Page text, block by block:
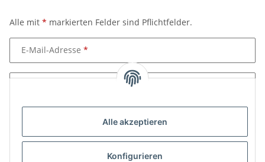
Alle akzeptieren
Konfigurieren
Alle mit * markierten Felder sind Pflichtfelder.
E-Mail-Adresse
Anmelden